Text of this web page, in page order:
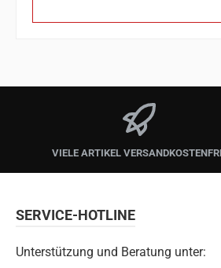
VIELE ARTIKEL
SERVICE-HOTLINE
Unterstützung und Beratung unter: